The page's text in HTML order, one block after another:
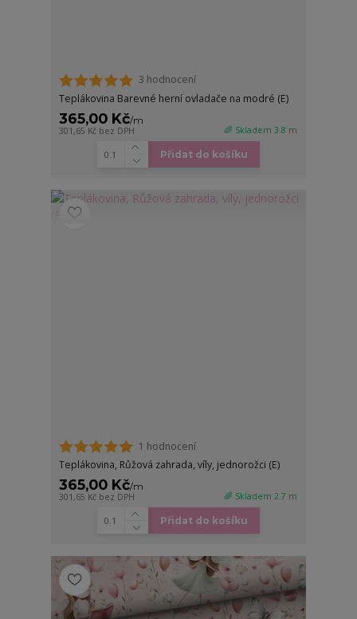
3 hodnocení
Teplákovina Barevné herní ovladače na modré (E)
365,00 Kč/m
301,65 Kč bez DPH 🌈 Skladem 3.8 m
Přidat do košíku
1 hodnocení
Teplákovina, Růžová zahrada, víly, jednorožci (E)
365,00 Kč/m
301,65 Kč bez DPH 🌈 Skladem 2.7 m
Přidat do košíku